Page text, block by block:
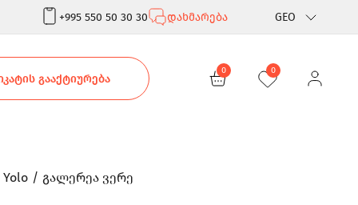
+995 550 50 30 30 დახმარება GEO
Rus
ᲒᲐᲐᲥᲢᲘᲣᲠᲔᲑᲐ
0 0
Yolo გალერეა ვერე